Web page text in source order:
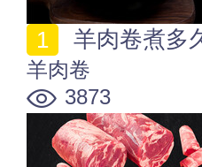
羊肉卷煮多
羊肉卷
3873